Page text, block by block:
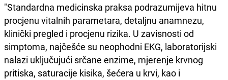
"Standardna medicinska praksa podrazumijeva hitnu
procjenu vitalnih parametara, detaljnu anamnezu,
klinički pregled i procjenu rizika. U zavisnosti od
simptoma, najčešće su neophodni EKG, laboratorijski
nalazi uključujući srčane enzime, mjerenje krvnog
pritiska, saturacije kisika, šećera u krvi, kao i